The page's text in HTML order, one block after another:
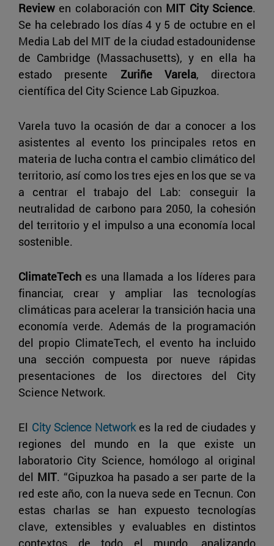
Review en colaboración con MIT City Science.
Se ha celebrado los días 4 y 5 de octubre en el
Media Lab del MIT de la ciudad estadounidense
de Cambridge (Massachusetts), y en ella ha
estado presente Zuriñe Varela, directora
científica del City Science Lab Gipuzkoa.
Varela tuvo la ocasión de dar a conocer a los
asistentes al evento los principales retos en
materia de lucha contra el cambio climático del
territorio, así como los tres ejes en los que se va
a centrar el trabajo del Lab: conseguir la
neutralidad de carbono para 2050, la cohesión
del territorio y el impulso a una economía local
sostenible.
ClimateTech es una llamada a los líderes para
financiar, crear y ampliar las tecnologías
climáticas para acelerar la transición hacia una
economía verde. Además de la programación
del propio ClimateTech, el evento ha incluido
una sección compuesta por nueve rápidas
presentaciones de los directores del City
Science Network.
El City Science Networkes la red de ciudades y
regiones del mundo en la que existe un
laboratorio City Science, homólogo al original
del MIT. “Gipuzkoa ha pasado a ser parte de la
red este año, con la nueva sede en Tecnun. Con
estas charlas se han expuesto tecnologías
clave, extensibles y evaluables en distintos